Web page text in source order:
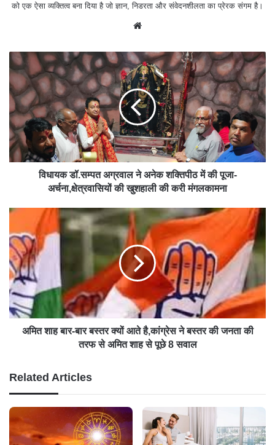
को एक ऐसा व्यक्तित्व बना दिया है जो ज्ञान, निडरता और संवेदनशीलता का प्रेरक संगम है।
e
विधायक डॉ.सम्पत अग्रवाल ने अनेक शक्तिपीठ में की पूजा-
अर्चना,क्षेत्रवासियों की खुशहाली की करी मंगलकामना
अमित शाह बार-बार बस्तर क्यों आते है,कांग्रेस ने बस्तर की जनता की
तरफ से अमित शाह से पूछे 8 सवाल
Related Articles